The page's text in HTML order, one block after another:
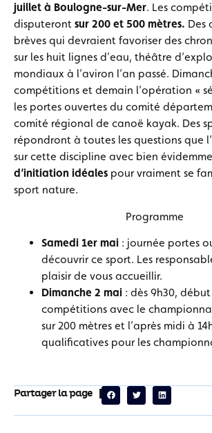
juillet à Boulogne-sur-Mer. Les
disputeront sur 200 et 500 mètres. Des
brèves qui devraient favoriser des
sur les huit lignes d’eau, théâtre
mondiaux à l’aviron l’an passé.
compétitions et demain l’opération «
les portes ouvertes du comité
comité régional de canoë kayak. Des
répondront à toutes les questions que
sur cette discipline avec bien
d’initiation idéales pour vraiment se
sport nature.
Programme
Samedi 1er mai : journée portes
découvrir ce sport. Les
plaisir de vous accueillir.
Dimanche 2 mai : dès 9h30,
compétitions avec le
sur 200 mètres et l’après midi à
qualificatives pour les
Partager la page